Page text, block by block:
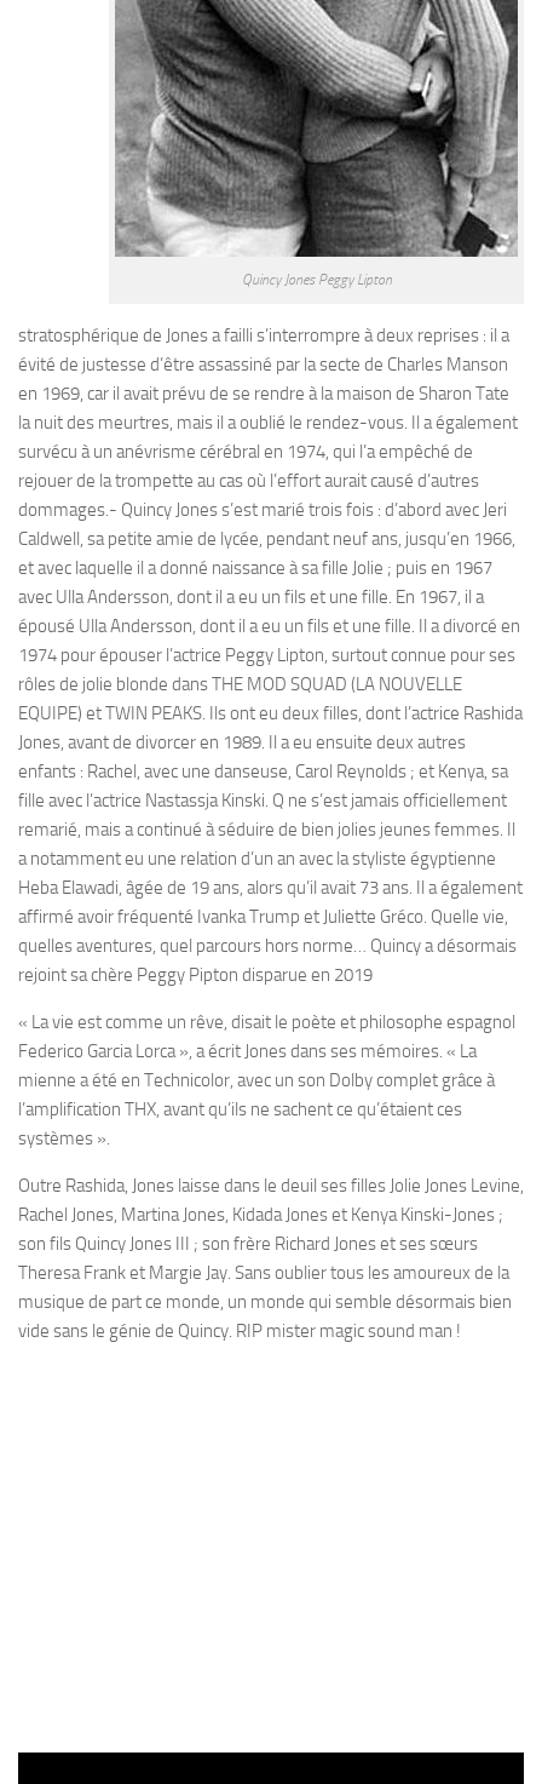
Quincy Jones Peggy Lipton
stratosphérique de Jones a failli s’interrompre à deux reprises : il a
évité de justesse d’être assassiné par la secte de Charles Manson
en 1969, car il avait prévu de se rendre à la maison de Sharon Tate
la nuit des meurtres, mais il a oublié le rendez-vous. Il a également
survécu à un anévrisme cérébral en 1974, qui l’a empêché de
rejouer de la trompette au cas où l’effort aurait causé d’autres
dommages.- Quincy Jones s’est marié trois fois : d’abord avec Jeri
Caldwell, sa petite amie de lycée, pendant neuf ans, jusqu’en 1966,
et avec laquelle il a donné naissance à sa fille Jolie ; puis en 1967
avec Ulla Andersson, dont il a eu un fils et une fille. En 1967, il a
épousé Ulla Andersson, dont il a eu un fils et une fille. Il a divorcé en
1974 pour épouser l’actrice Peggy Lipton, surtout connue pour ses
rôles de jolie blonde dans THE MOD SQUAD (LA NOUVELLE
EQUIPE) et TWIN PEAKS. Ils ont eu deux filles, dont l’actrice Rashida
Jones, avant de divorcer en 1989. Il a eu ensuite deux autres
enfants : Rachel, avec une danseuse, Carol Reynolds ; et Kenya, sa
fille avec l’actrice Nastassja Kinski. Q ne s’est jamais officiellement
remarié, mais a continué à séduire de bien jolies jeunes femmes. Il
a notamment eu une relation d’un an avec la styliste égyptienne
Heba Elawadi, âgée de 19 ans, alors qu’il avait 73 ans. Il a également
affirmé avoir fréquenté Ivanka Trump et Juliette Gréco. Quelle vie,
quelles aventures, quel parcours hors norme… Quincy a désormais
rejoint sa chère Peggy Pipton disparue en 2019
« La vie est comme un rêve, disait le poète et philosophe espagnol
Federico Garcia Lorca », a écrit Jones dans ses mémoires. « La
mienne a été en Technicolor, avec un son Dolby complet grâce à
l’amplification THX, avant qu’ils ne sachent ce qu’étaient ces
systèmes ».
Outre Rashida, Jones laisse dans le deuil ses filles Jolie Jones Levine,
Rachel Jones, Martina Jones, Kidada Jones et Kenya Kinski-Jones ;
son fils Quincy Jones III ; son frère Richard Jones et ses sœurs
Theresa Frank et Margie Jay. Sans oublier tous les amoureux de la
musique de part ce monde, un monde qui semble désormais bien
vide sans le génie de Quincy. RIP mister magic sound man !